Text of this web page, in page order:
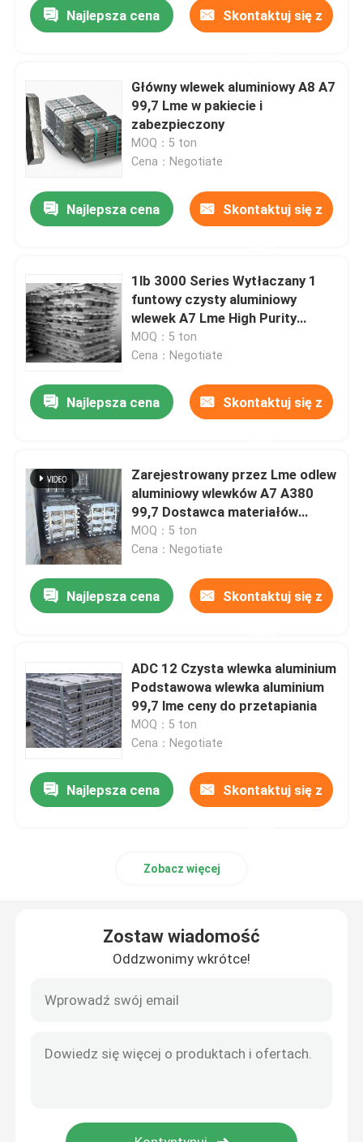
Najlepsza cena Skontaktuj się z
Główny wlewek aluminiowy A8 A7
99,7 Lme w pakiecie i
zabezpieczony
MOQ：5 ton
Cena：Negotiate
Najlepsza cena Skontaktuj się z
1lb 3000 Series Wytłaczany 1
funtowy czysty aluminiowy
wlewek A7 Lme High Purity
Recycled
MOQ：5 ton
Cena：Negotiate
Najlepsza cena Skontaktuj się z
Zarejestrowany przez Lme odlew
aluminiowy wlewków A7 A380
99,7 Dostawca materiałów
budowlanych
MOQ：5 ton
Cena：Negotiate
Najlepsza cena Skontaktuj się z
ADC 12 Czysta wlewka aluminium
Podstawowa wlewka aluminium
99,7 lme ceny do przetapiania
MOQ：5 ton
Cena：Negotiate
Najlepsza cena Skontaktuj się z
Zobacz więcej
Zostaw wiadomość
Oddzwonimy wkrótce!